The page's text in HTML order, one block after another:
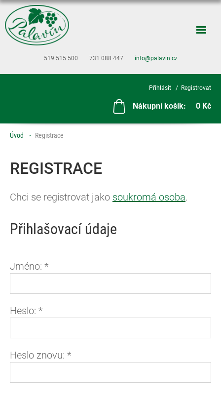
519 515 500 731 088 447 info@palavin.cz
Přihlásit Registrovat
Nákupní košík: 0 Kč
Úvod Registrace
REGISTRACE
Chci se registrovat jako soukromá osoba.
Přihlašovací údaje
Jméno: *
Heslo: *
Heslo znovu: *